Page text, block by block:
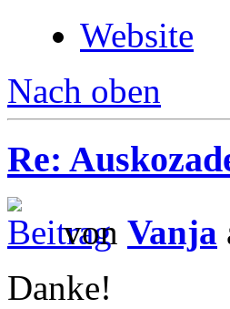
Website
Nach oben
Re:
von Vanja
Danke!